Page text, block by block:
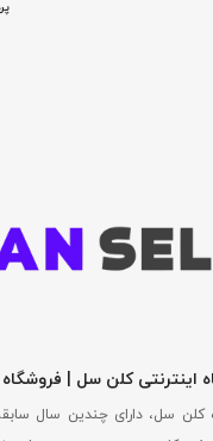
اینترنتی کلن سل | فروشگاه
کلن سل، دارای چندین سال